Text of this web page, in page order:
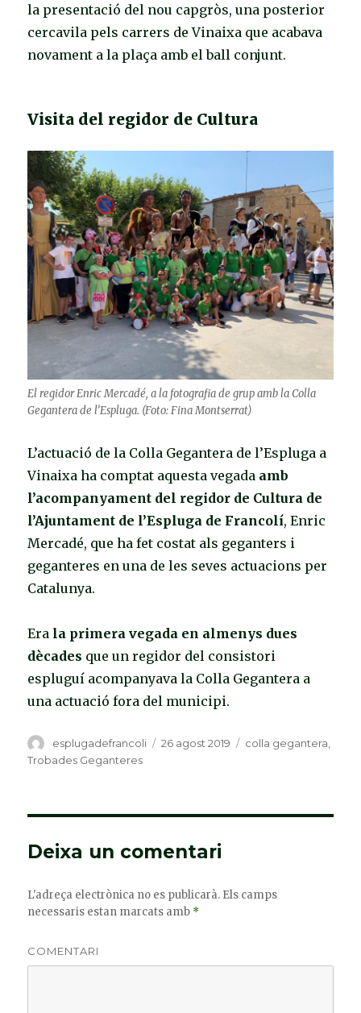
la presentació del nou capgròs, una posterior
cercavila pels carrers de Vinaixa que acabava
novament a la plaça amb el ball conjunt.
Visita del regidor de Cultura
El regidor Enric Mercadé, a la fotografia de grup amb la Colla
Gegantera de l’Espluga. (Foto: Fina Montserrat)
L’actuació de la Colla Gegantera de l’Espluga a
Vinaixa ha comptat aquesta vegada amb
l’acompanyament del regidor de Cultura de
l’Ajuntament de l’Espluga de Francolí, Enric
Mercadé, que ha fet costat als geganters i
geganteres en una de les seves actuacions per
Catalunya.
Era la primera vegada en almenys dues
dècades que un regidor del consistori
espluguí acompanyava la Colla Gegantera a
una actuació fora del municipi.
Autor
esplugadefrancoli
Publicat
26 agost 2019 Categories
colla gegantera
Trobades Geganteres
Deixa un comentari
L'adreça electrònica no es publicarà. Els camps
necessaris estan marcats amb *
COMENTARI